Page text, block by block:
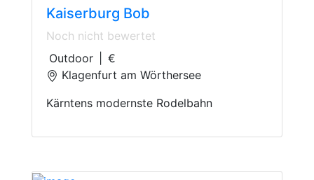
Kaiserburg Bob
Noch nicht bewertet
Outdoor
€
Klagenfurt am Wörthersee
Kärntens modernste Rodelbahn